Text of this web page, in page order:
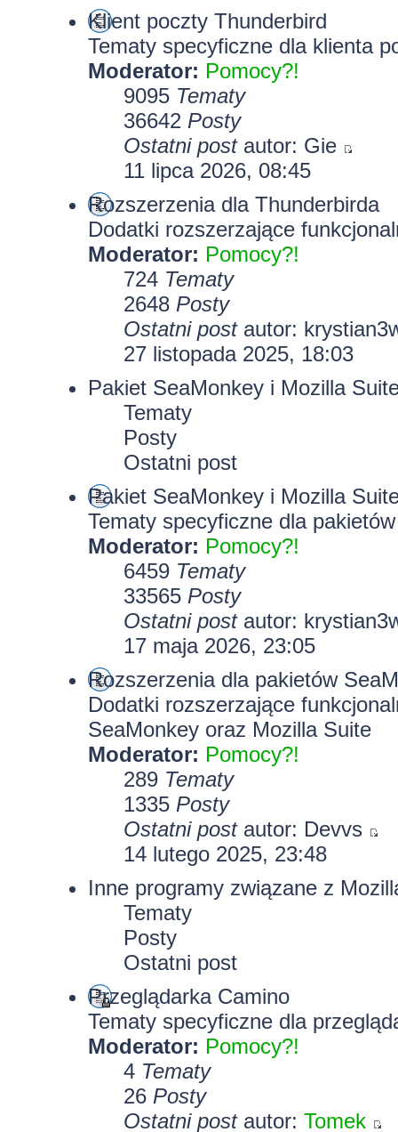
Klient poczty Thunderbird
Tematy specyficzne dla klienta
Moderator: Pomocy?!
9095 Tematy
36642 Posty
Ostatni postautor: Gie
11 lipca 2026, 08:45
Rozszerzenia dla Thunderbirda
Dodatki rozszerzające
Moderator: Pomocy?!
724 Tematy
2648 Posty
Ostatni postautor:
27 listopada 2025, 18:03
Pakiet SeaMonkey i Mozilla
Tematy
Posty
Ostatni post
Pakiet SeaMonkey i Mozilla
Tematy specyficzne dla
Moderator: Pomocy?!
6459 Tematy
33565 Posty
Ostatni postautor:
17 maja 2026, 23:05
Rozszerzenia dla pakietów
Dodatki rozszerzające
SeaMonkey oraz Mozilla Suite
Moderator: Pomocy?!
289 Tematy
1335 Posty
Ostatni postautor: Devvs
14 lutego 2025, 23:48
Inne programy związane z
Tematy
Posty
Ostatni post
Przeglądarka Camino
Tematy specyficzne dla
Moderator: Pomocy?!
4 Tematy
26 Posty
Ostatni postautor: Tomek